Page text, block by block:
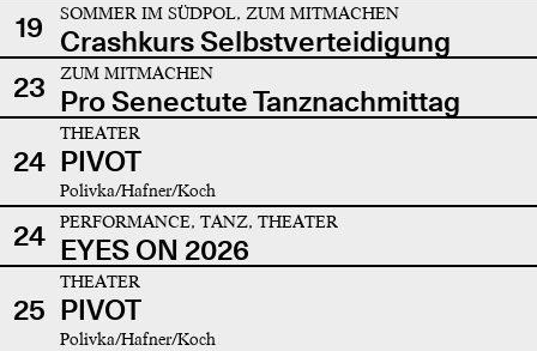
19 SOMMER IM SÜDPOL, ZUM MITMACHEN
Crashkurs Selbstverteidigung
23
ZUM MITMACHEN
Pro Senectute Tanznachmittag
24
THEATER
PIVOT
Polivka/Hafner/Koch
24 PERFORMANCE, TANZ, THEATER
EYES ON 2026
25
THEATER
PIVOT
Polivka/Hafner/Koch